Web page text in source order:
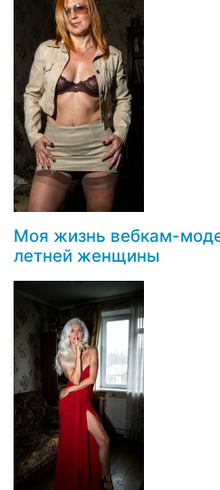
Моя жизнь вебкам-
летней женщины